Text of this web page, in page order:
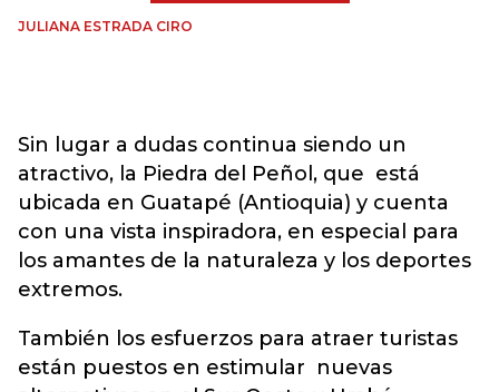
JULIANA ESTRADA CIRO
Sin lugar a dudas continua siendo un
atractivo, la Piedra del Peñol, que está
ubicada en Guatapé (Antioquia) y cuenta
con una vista inspiradora, en especial para
los amantes de la naturaleza y los deportes
extremos.
También los esfuerzos para atraer turistas
están puestos en estimular nuevas